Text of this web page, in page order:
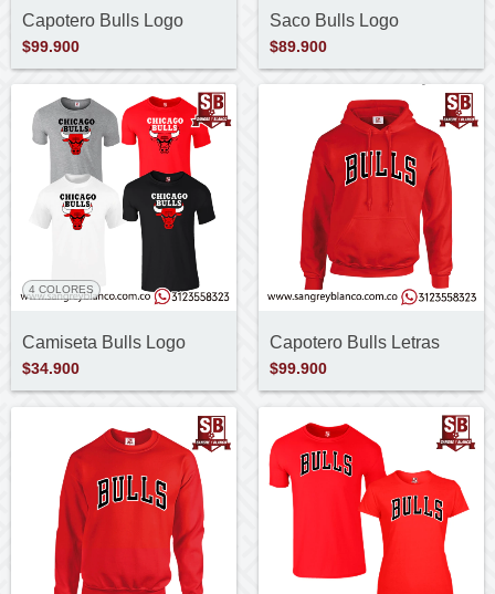
Capotero Bulls Logo
$99.900
Saco Bulls Logo
$89.900
4 COLORES
Camiseta Bulls Logo
$34.900
Capotero Bulls Letras
$99.900